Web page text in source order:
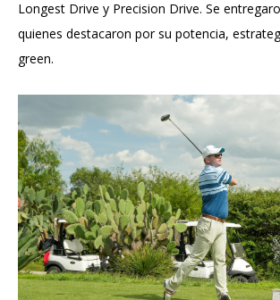
Longest Drive y Precision Drive. Se
quienes destacaron por su potencia,
green.